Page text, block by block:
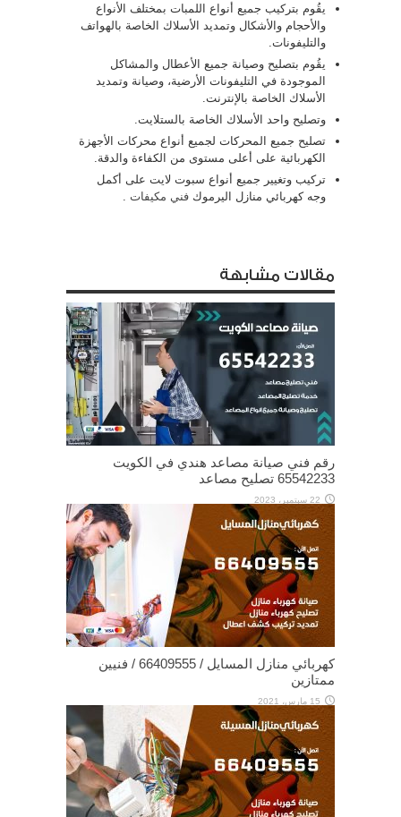
يقُوم بتركيب جميع أنواع اللمبات بمختلف الأنواع
والأحجام والأشكال وتمديد الأسلاك الخاصة بالهواتف
والتليفونات.
يقُوم بتصليح وصيانة جميع الأعطال والمشاكل
الموجودة في التليفونات الأرضية، وصيانة وتمديد
الأسلاك الخاصة بالإنترنت.
وتصليح واحد الأسلاك الخاصة بالستلايت.
تصليح جميع المحركات لجميع أنواع محركات الأجهزة
الكهربائية على أعلى مستوى من الكفاءة والدقة.
تركيب وتغيير جميع أنواع سبوت لايت على أكمل
وجه كهربائي منازل اليرموك فني مكيفات
مقالات مشابهة
رقم فني صيانة مصاعد هندي في الكويت
65542233 تصليح مصاعد
22 سبتمبر، 2023
كهربائي منازل المسايل / 66409555 / فنيين
ممتازين
15 مارس، 2021